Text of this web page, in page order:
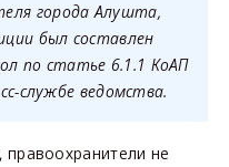
города Алушта,
был составлен
по статье 6.1.1 КоАП
службе ведомства.
не